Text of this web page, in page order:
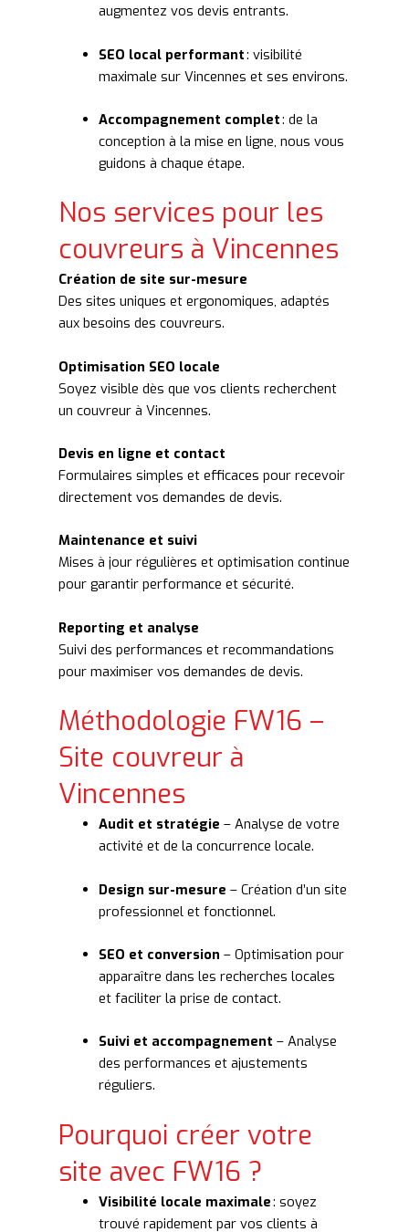
augmentez vos devis entrants.
SEO local performant: visibilité
maximale sur Vincennes et ses environs.
Accompagnement complet: de la
conception à la mise en ligne, nous vous
guidons à chaque étape.
Nos services pour les
couvreurs à Vincennes
Création de site sur-mesure
Des sites uniques et ergonomiques, adaptés
aux besoins des couvreurs.
Optimisation SEO locale
Soyez visible dès que vos clients recherchent
un couvreur à Vincennes.
Devis en ligne et contact
Formulaires simples et efficaces pour recevoir
directement vos demandes de devis.
Maintenance et suivi
Mises à jour régulières et optimisation continue
pour garantir performance et sécurité.
Reporting et analyse
Suivi des performances et recommandations
pour maximiser vos demandes de devis.
Méthodologie FW16 –
Site couvreur à
Vincennes
Audit et stratégie – Analyse de votre
activité et de la concurrence locale.
Design sur-mesure – Création d’un site
professionnel et fonctionnel.
SEO et conversion – Optimisation pour
apparaître dans les recherches locales
et faciliter la prise de contact.
Suivi et accompagnement – Analyse
des performances et ajustements
réguliers.
Pourquoi créer votre
site avec FW16 ?
Visibilité locale maximale: soyez
trouvé rapidement par vos clients à